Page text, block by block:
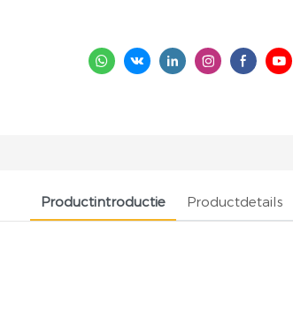
Productintroductie Productdetails